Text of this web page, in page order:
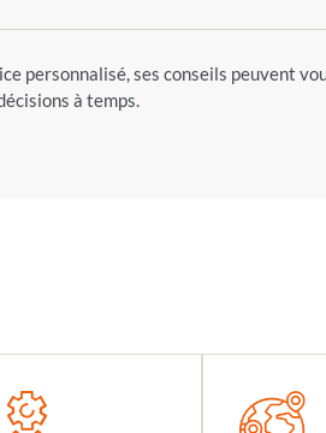
personnalisé, ses conseils peuvent
à temps.